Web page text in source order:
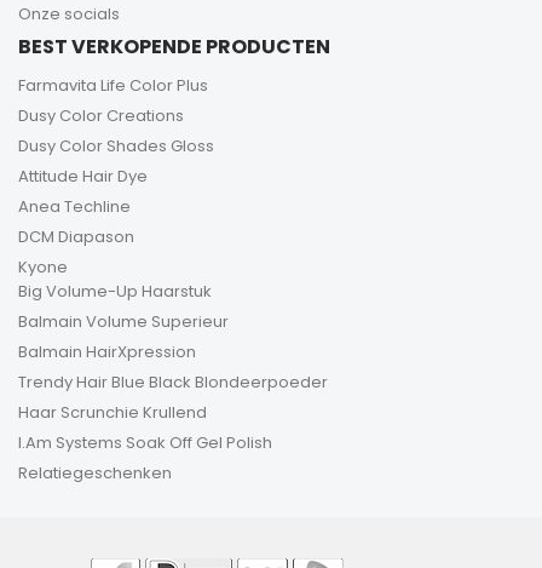
Onze socials
BEST VERKOPENDE PRODUCTEN
Farmavita Life Color Plus
Dusy Color Creations
Dusy Color Shades Gloss
Attitude Hair Dye
Anea Techline
DCM Diapason
Kyone
Big Volume-Up Haarstuk
Balmain Volume Superieur
Balmain HairXpression
Trendy Hair Blue Black Blondeerpoeder
Haar Scrunchie Krullend
I.Am Systems Soak Off Gel Polish
Relatiegeschenken